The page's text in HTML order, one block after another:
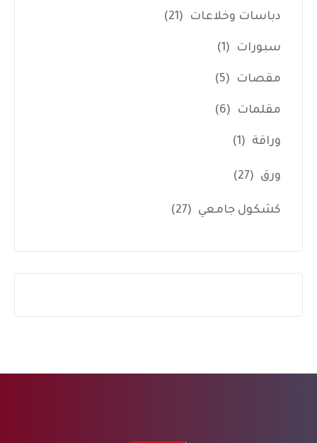
دباسات وخلاعات (21)
سبورات (1)
مقصات (5)
مقلمات (6)
وراقة (1)
ورق (27)
كشكول جامعي (27)